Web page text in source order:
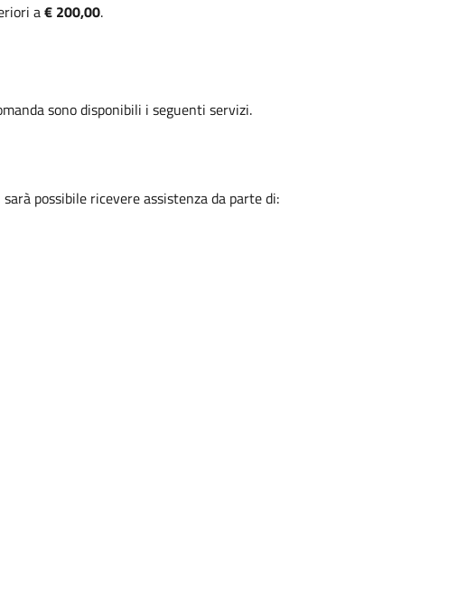
a€ 200,00.
sono disponibili i seguenti servizi.
possibile ricevere assistenza da parte di: